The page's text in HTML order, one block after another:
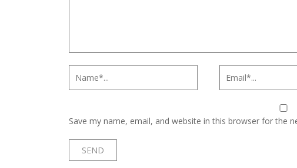
Save my name, email, and website in this browser for the